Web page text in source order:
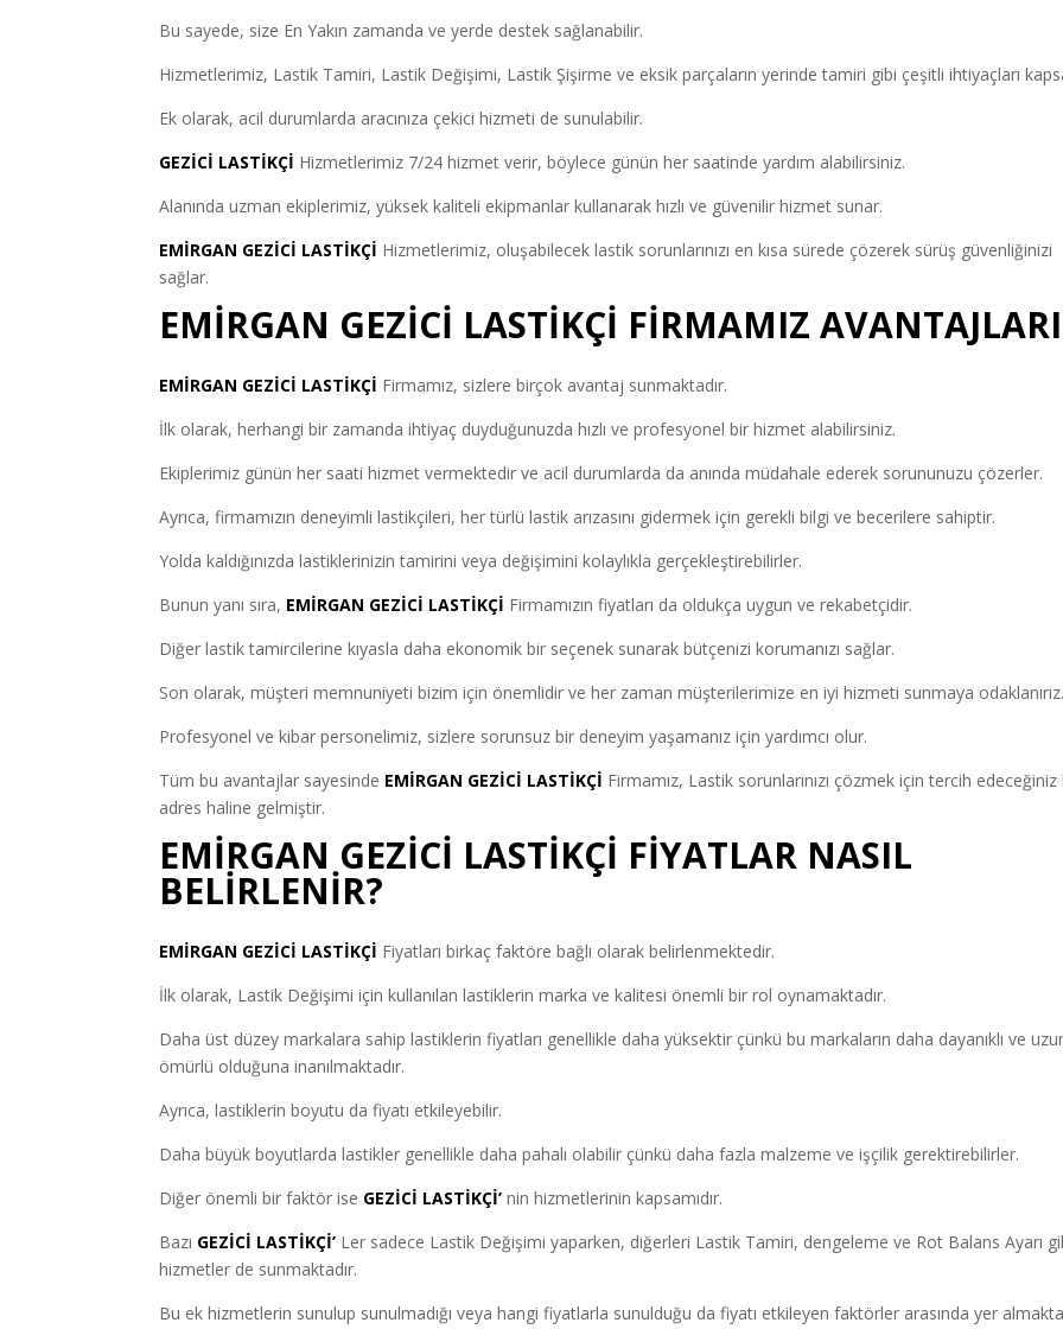
Bu sayede, size En Yakın zamanda ve yerde destek sağlanabilir.
Hizmetlerimiz, Lastik Tamiri, Lastik Değişimi, Lastik Şişirme ve eksik parçaların yerinde tamiri gibi çeşitli ihtiyaçları
Ek olarak, acil durumlarda aracınıza çekici hizmeti de sunulabilir.
GEZİCİ LASTİKÇİ Hizmetlerimiz 7/24 hizmet verir, böylece günün her saatinde yardım alabilirsiniz.
Alanında uzman ekiplerimiz, yüksek kaliteli ekipmanlar kullanarak hızlı ve güvenilir hizmet sunar.
EMİRGAN GEZİCİ LASTİKÇİ Hizmetlerimiz, oluşabilecek lastik sorunlarınızı en kısa sürede çözerek sürüş güvenliğinizi
sağlar.
EMİRGAN GEZİCİ LASTİKÇİ FİRMAMIZ AVANTAJLARI
EMİRGAN GEZİCİ LASTİKÇİ Firmamız, sizlere birçok avantaj sunmaktadır.
İlk olarak, herhangi bir zamanda ihtiyaç duyduğunuzda hızlı ve profesyonel bir hizmet alabilirsiniz.
Ekiplerimiz günün her saati hizmet vermektedir ve acil durumlarda da anında müdahale ederek sorununuzu çözerler.
Ayrıca, firmamızın deneyimli lastikçileri, her türlü lastik arızasını gidermek için gerekli bilgi ve becerilere sahiptir.
Yolda kaldığınızda lastiklerinizin tamirini veya değişimini kolaylıkla gerçekleştirebilirler.
Bunun yanı sıra, EMİRGAN GEZİCİ LASTİKÇİ Firmamızın fiyatları da oldukça uygun ve rekabetçidir.
Diğer lastik tamircilerine kıyasla daha ekonomik bir seçenek sunarak bütçenizi korumanızı sağlar.
Son olarak, müşteri memnuniyeti bizim için önemlidir ve her zaman müşterilerimize en iyi hizmeti sunmaya
Profesyonel ve kibar personelimiz, sizlere sorunsuz bir deneyim yaşamanız için yardımcı olur.
Tüm bu avantajlar sayesinde EMİRGAN GEZİCİ LASTİKÇİ Firmamız, Lastik sorunlarınızı çözmek için tercih edeceğiniz
adres haline gelmiştir.
EMİRGAN GEZİCİ LASTİKÇİ FİYATLAR NASIL
BELİRLENİR?
EMİRGAN GEZİCİ LASTİKÇİ Fiyatları birkaç faktöre bağlı olarak belirlenmektedir.
İlk olarak, Lastik Değişimi için kullanılan lastiklerin marka ve kalitesi önemli bir rol oynamaktadır.
Daha üst düzey markalara sahip lastiklerin fiyatları genellikle daha yüksektir çünkü bu markaların daha dayanıklı ve
ömürlü olduğuna inanılmaktadır.
Ayrıca, lastiklerin boyutu da fiyatı etkileyebilir.
Daha büyük boyutlarda lastikler genellikle daha pahalı olabilir çünkü daha fazla malzeme ve işçilik gerektirebilirler.
Diğer önemli bir faktör ise GEZİCİ LASTİKÇİ’ nin hizmetlerinin kapsamıdır.
Bazı GEZİCİ LASTİKÇİ’ Ler sadece Lastik Değişimi yaparken, diğerleri Lastik Tamiri, dengeleme ve Rot Balans Ayarı
hizmetler de sunmaktadır.
Bu ek hizmetlerin sunulup sunulmadığı veya hangi fiyatlarla sunulduğu da fiyatı etkileyen faktörler arasında yer